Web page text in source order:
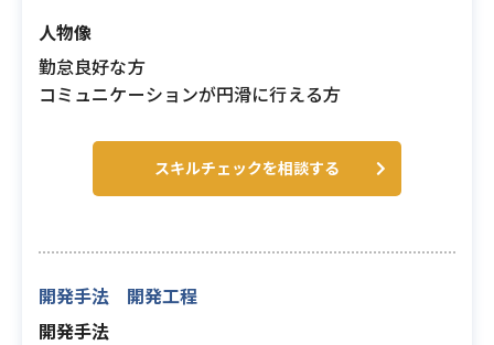
人物像
勤怠良好な方
コミュニケーションが円滑に行える方
スキルチェックを相談する
開発手法 開発工程
開発手法